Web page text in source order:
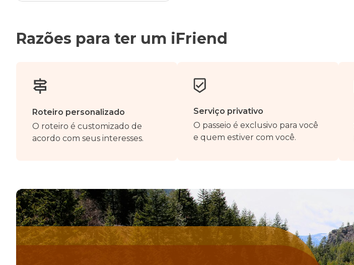
Razões para ter um iFriend
Roteiro personalizado
O roteiro é customizado de
acordo com seus interesses.
Serviço privativo
O passeio é exclusivo para você
e quem estiver com você.